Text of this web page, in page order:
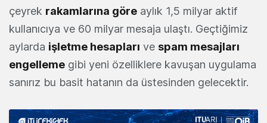
çeyrek rakamlarına göre aylık 1,5 milyar aktif
kullanıcıya ve 60 milyar mesaja ulaştı. Geçtiğimiz
aylarda işletme hesapları ve spam mesajları
engelleme gibi yeni özelliklere kavuşan uygulama
sanırız bu basit hatanın da üstesinden gelecektir.